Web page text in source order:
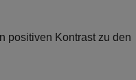
positiven Kontrast zu den